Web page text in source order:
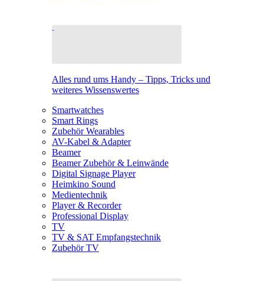
Alles rund ums Handy – Tipps, Tricks und
weiteres Wissenswertes
Smartwatches
Smart Rings
Zubehör Wearables
AV-Kabel & Adapter
Beamer
Beamer Zubehör & Leinwände
Digital Signage Player
Heimkino Sound
Medientechnik
Player & Recorder
Professional Display
TV
TV & SAT Empfangstechnik
Zubehör TV